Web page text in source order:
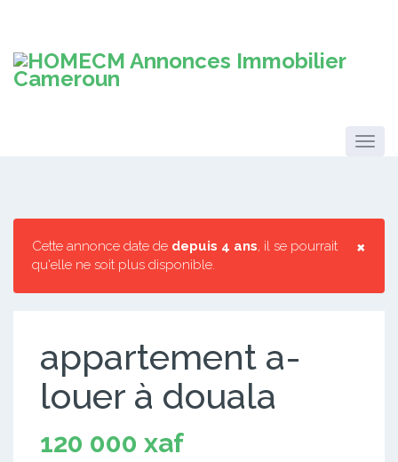
×
Cette annonce date de depuis 4 ans, il se pourrait
qu'elle ne soit plus disponible.
appartement a-
louer à douala
120 000 xaf